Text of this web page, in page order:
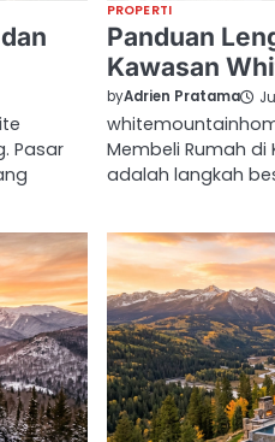
Pasar
PROPERTI
Panduan
Kawasan
byAdrien Pratama
Membeli Rumah
adalah langkah